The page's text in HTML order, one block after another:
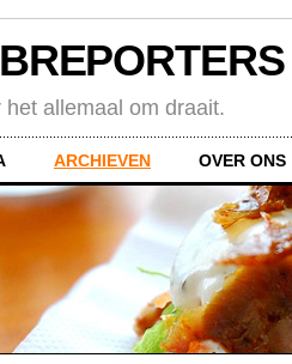
het allemaal om draait.
ARCHIEVEN OVER ONS